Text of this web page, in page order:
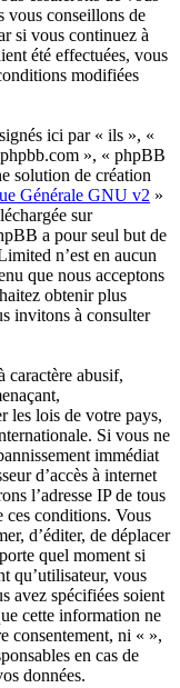
vous conseillons de
si vous continuez à
été effectuées, vous
modifiées
ici par « ils », «
», « phpBB
solution de création
Générale GNU v2 »
sur
a pour seul but de
n’est en aucun
que nous acceptons
obtenir plus
invitons à consulter
caractère abusif,
les lois de votre pays,
Si vous ne
immédiat
d’accès à internet
l’adresse IP de tous
ces conditions. Vous
d’éditer, de déplacer
quel moment si
qu’utilisateur, vous
avez spécifiées soient
cette information ne
consentement, ni « »,
en cas de
données.